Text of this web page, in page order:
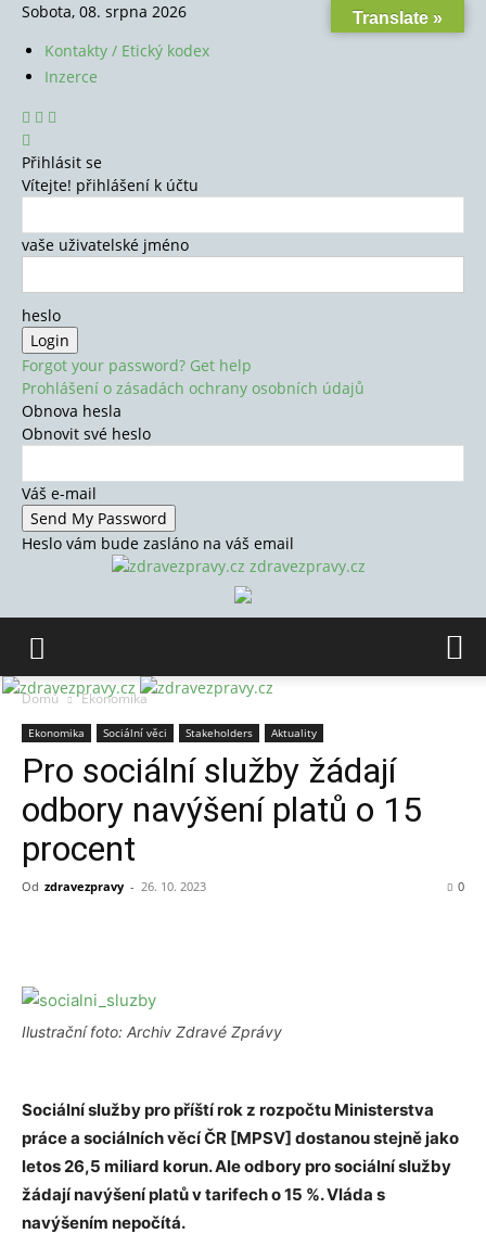
Sobota, 08. srpna 2026
Kontakty / Etický kodex
Inzerce
Přihlásit se
Vítejte! přihlášení k účtu
vaše uživatelské jméno
heslo
Forgot your password? Get help
Prohlášení o zásadách ochrany osobních údajů
Obnova hesla
Obnovit své heslo
Váš e-mail
Heslo vám bude zasláno na váš email
zdravezpravy.cz
Domů Ekonomika
Ekonomika Sociální věci Stakeholders Aktuality
Pro sociální služby žádají
odbory navýšení platů o 15
procent
Od zdravezpravy - 26. 10. 2023 0
Ilustrační foto: Archiv Zdravé Zprávy
Sociální služby pro příští rok z rozpočtu Ministerstva
práce a sociálních věcí ČR [MPSV] dostanou stejně jako
letos 26,5 miliard korun. Ale odbory pro sociální služby
žádají navýšení platů v tarifech o 15 %. Vláda s
navýšením nepočítá.
Translate »